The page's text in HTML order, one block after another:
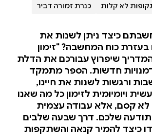
לא קלות
כנרת זמורה דביר
כיצד ניתן לשנות את
בעזרת כוח המחשבה? "זימון
שיפרוץ עבורכם את הדלת
חדשות. הספר מתמקד
ורגשות לשנות את חיינו,
ויומיומית לזימון כל מה שאנו
לא קסם, אלא עבודה עצמית
שלכם. דרך שבעה שלבים
כיצד להמיר קנאה והשתקפות